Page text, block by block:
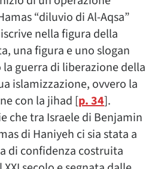
“diluvio di Al-Aqsa”
nella figura della
una figura e uno slogan
guerra di liberazione della
islamizzazione, ovvero la
con la jihad [p. 34].
che tra Israele di Benjamin
di Haniyeh ci sia stata a
di confidenza costruita